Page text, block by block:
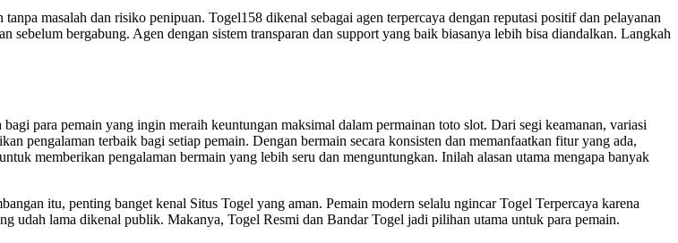
masalah dan risiko penipuan. Togel158 dikenal sebagai agen terpercaya dengan reputasi positif dan pelayanan
bergabung. Agen dengan sistem transparan dan support yang baik biasanya lebih bisa diandalkan. Langkah
para pemain yang ingin meraih keuntungan maksimal dalam permainan toto slot. Dari segi keamanan, variasi
pengalaman terbaik bagi setiap pemain. Dengan bermain secara konsisten dan memanfaatkan fitur yang ada,
memberikan pengalaman bermain yang lebih seru dan menguntungkan. Inilah alasan utama mengapa banyak
itu, penting banget kenal Situs Togel yang aman. Pemain modern selalu ngincar Togel Terpercaya karena
udah lama dikenal publik. Makanya, Togel Resmi dan Bandar Togel jadi pilihan utama untuk para pemain.